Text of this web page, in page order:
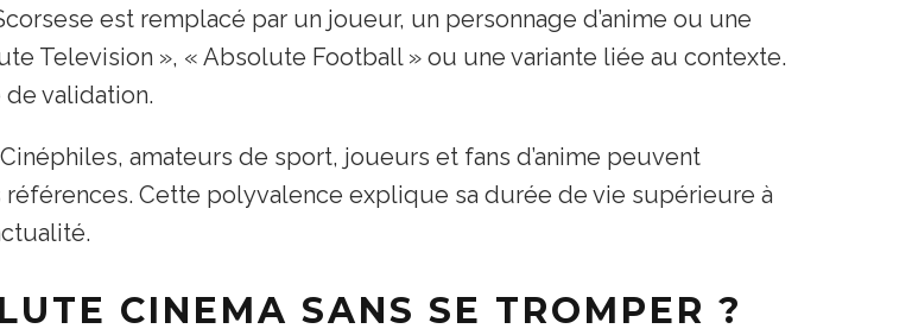
est remplacé par un joueur, un personnage d’anime ou une
Television », « Absolute Football » ou une variante liée au contexte.
validation.
amateurs de sport, joueurs et fans d’anime peuvent
Cette polyvalence explique sa durée de vie supérieure à
CINEMA SANS SE TROMPER ?